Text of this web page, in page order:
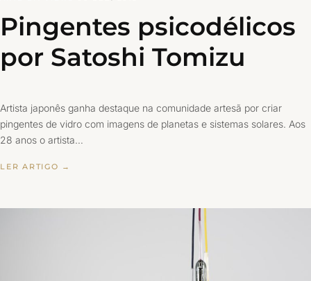
Pingentes psicodélicos
por Satoshi Tomizu
Artista japonês ganha destaque na comunidade artesã por criar
pingentes de vidro com imagens de planetas e sistemas solares. Aos
28 anos o artista…
LER ARTIGO →